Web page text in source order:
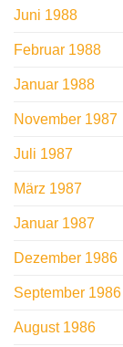
Juni 1988
Februar 1988
Januar 1988
November 1987
Juli 1987
März 1987
Januar 1987
Dezember 1986
September 1986
August 1986